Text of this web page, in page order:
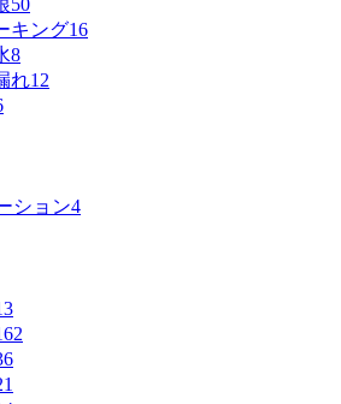
50
キング16
8
れ12
ション4